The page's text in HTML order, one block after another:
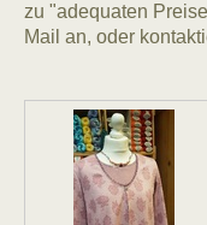
zu "adequaten
Mail an, oder